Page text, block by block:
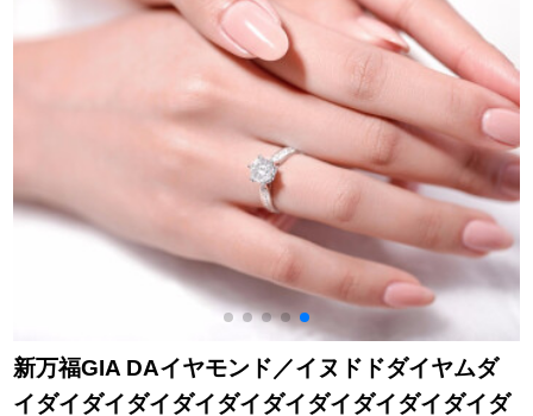
新万福GIA DAイヤモンド／イヌドドダイヤムダ
イダイダイダイダイダイダイダイダイダイダイダ